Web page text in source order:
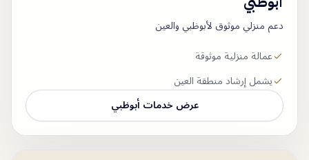
دعم منزلي موثوق لأبوظبي والعين
عمالة منزلية موثوقة
يشمل إرشاد منطقة العين
عرض خدمات أبوظبي